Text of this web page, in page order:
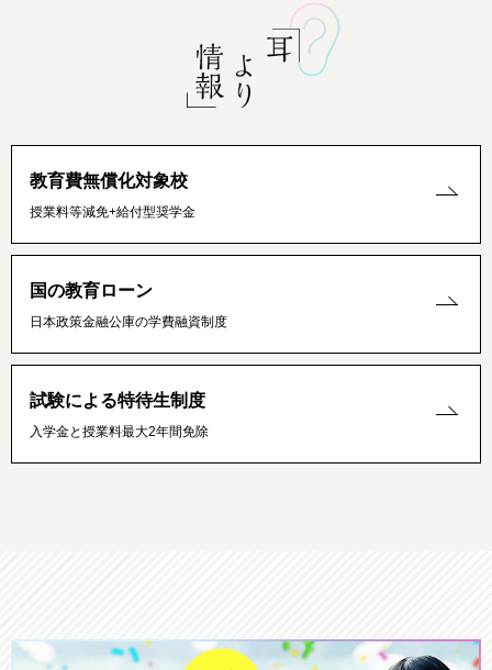
教育費無償化対象校
授業料等減免+給付型奨学金
国の教育ローン
日本政策金融公庫の学費融資制度
試験による特待生制度
入学金と授業料最大2年間免除